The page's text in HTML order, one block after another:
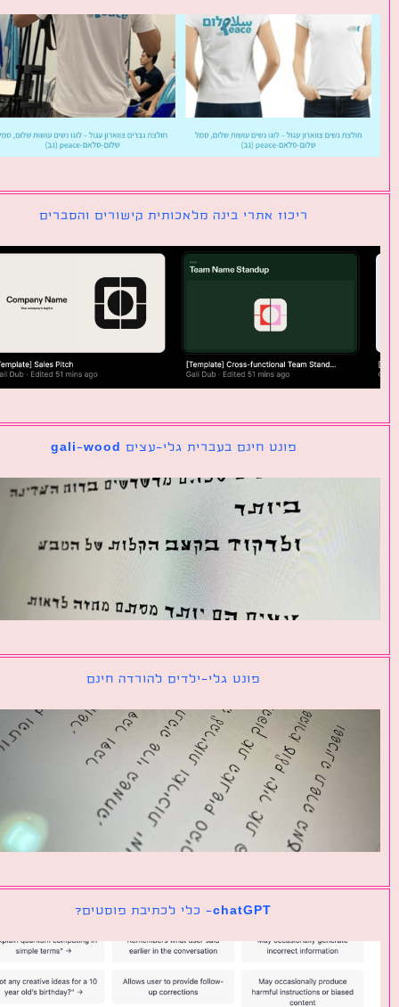
ריכוז אתרי בינה מלאכותית קישורים והסברים
פונט חינם בעברית גלי-עצים gali-wood
פונט גלי-ילדים להורדה חינם
chatGPT- כלי לכתיבת פוסטים?